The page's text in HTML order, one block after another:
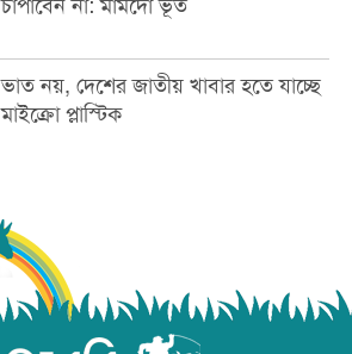
চাপাবেন না: মামদো ভূত
ভাত নয়, দেশের জাতীয় খাবার হতে যাচ্ছে
মাইক্রো প্লাস্টিক